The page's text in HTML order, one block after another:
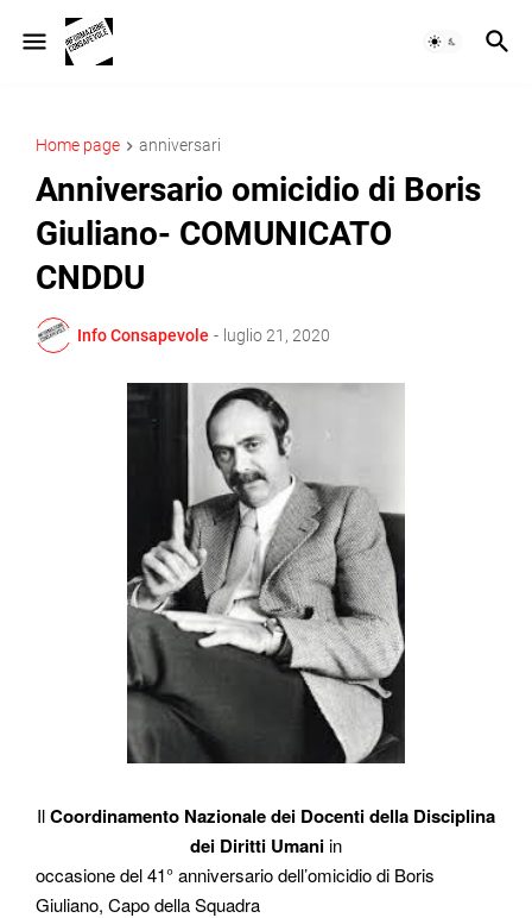
Home page anniversari
Anniversario omicidio di Boris
Giuliano- COMUNICATO
CNDDU
Info Consapevole - luglio 21, 2020
IlCoordinamento Nazionale dei Docenti della Disciplina
dei Diritti Umaniin
occasione del 41° anniversario dell’omicidio di Boris
Giuliano, Capo della Squadra